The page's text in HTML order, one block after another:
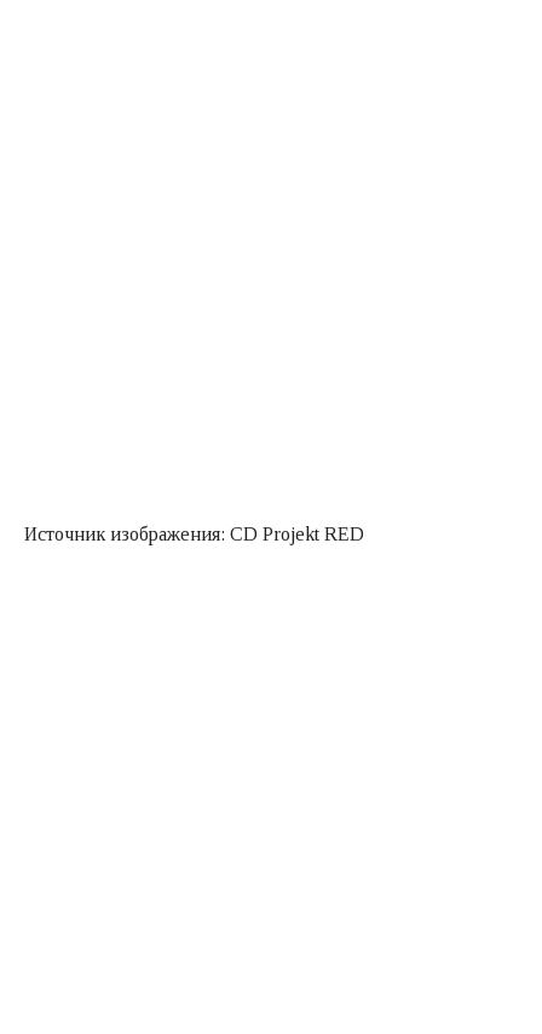
Источник изображения: CD Projekt RED